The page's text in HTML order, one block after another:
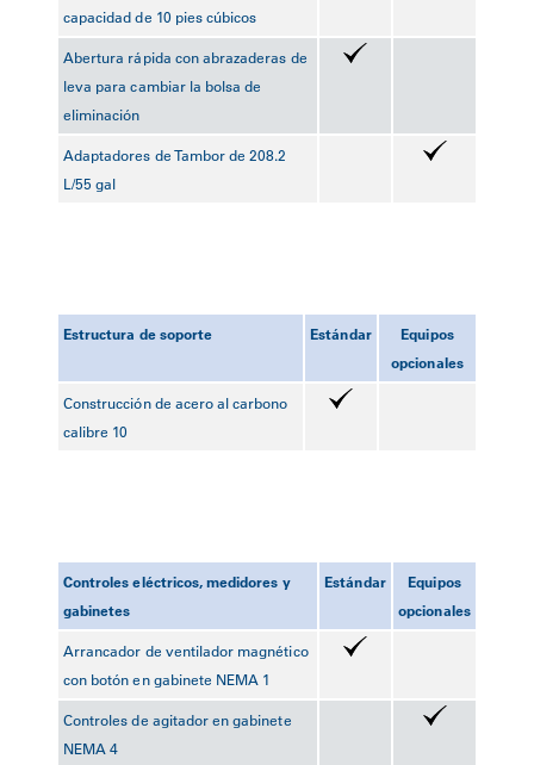
capacidad de 10 pies cúbicos
Abertura rápida con abrazaderas de
leva para cambiar la bolsa de
eliminación
Adaptadores de Tambor de 208.2
L/55 gal
Estructura de soporte Estándar
Equipos
opcionales
Construcción de acero al carbono
calibre 10
Controles eléctricos, medidores y
gabinetes
Estándar
Equipos
opcionales
Arrancador de ventilador magnético
con botón en gabinete NEMA 1
Controles de agitador en gabinete
NEMA 4